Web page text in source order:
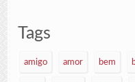
Tags
amigo amor bem